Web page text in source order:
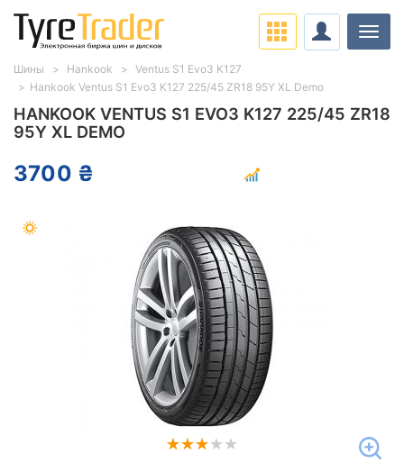
HANKOOK VENTUS S1 EVO3 K127 225/45 ZR18
95Y XL DEMO
3700 ₴
Шины Hankook
Ventus S1 Evo3 K127
Hankook Ventus S1 Evo3 K127 225/45 ZR18 95Y XL Demo